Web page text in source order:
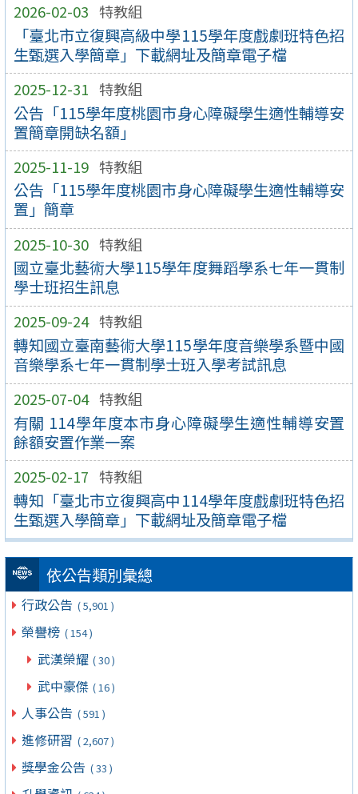
2026-02-03 特教組
「臺北市立復興高級中學115學年度戲劇班特色招
生甄選入學簡章」下載網址及簡章電子檔
2025-12-31 特教組
公告「115學年度桃園市身心障礙學生適性輔導安
置簡章開缺名額」
2025-11-19 特教組
公告「115學年度桃園市身心障礙學生適性輔導安
置」簡章
2025-10-30 特教組
國立臺北藝術大學115學年度舞蹈學系七年一貫制
學士班招生訊息
2025-09-24 特教組
轉知國立臺南藝術大學115學年度音樂學系暨中國
音樂學系七年一貫制學士班入學考試訊息
2025-07-04 特教組
有關 114學年度本市身心障礙學生適性輔導安置
餘額安置作業一案
2025-02-17 特教組
轉知「臺北市立復興高中114學年度戲劇班特色招
生甄選入學簡章」下載網址及簡章電子檔
依公告類別彙總
行政公告 ( 5,901 )
榮譽榜 ( 154 )
武漢榮耀 ( 30 )
武中豪傑 ( 16 )
人事公告 ( 591 )
進修研習 ( 2,607 )
獎學金公告 ( 33 )